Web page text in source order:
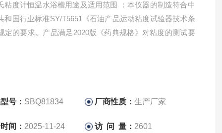
粘度计恒温水浴槽用途及适用范围 ：本仪器的制造符合中
和国行业标准SY/T5651《石油产品运动粘度试验器技术条
定的要求。产品满足2020版《药典规格》对粘度的测试要
号： SBQ81834 厂商性质：生产厂家
间： 2025-11-24 访 问 量： 2601